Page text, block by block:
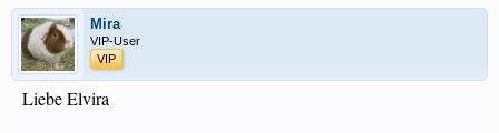
Mira
VIP-User
VIP
Liebe Elvira